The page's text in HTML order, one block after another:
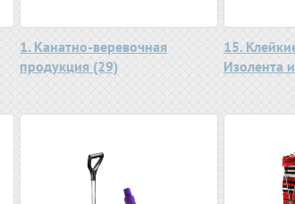
1. Канатно-веревочная
продукция (29)
15.
Изолента